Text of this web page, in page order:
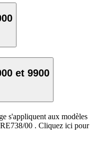
et 9900
s'appliquent aux modèles
00 . Cliquez ici pour